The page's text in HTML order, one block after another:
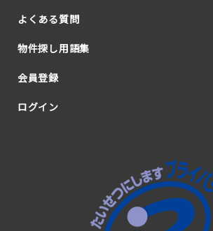
よくある質問
物件探し用語集
会員登録
ログイン